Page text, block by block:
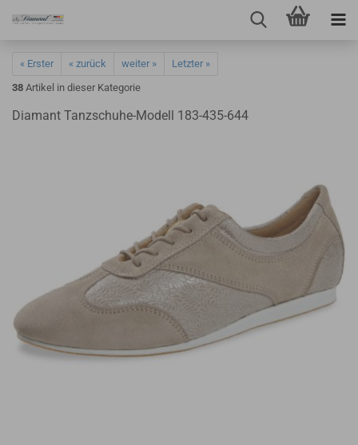
« Erster « zurück weiter »
Letzter »
38 Artikel in dieser Kategorie
Diamant Tanzschuhe-Modell 183-435-644